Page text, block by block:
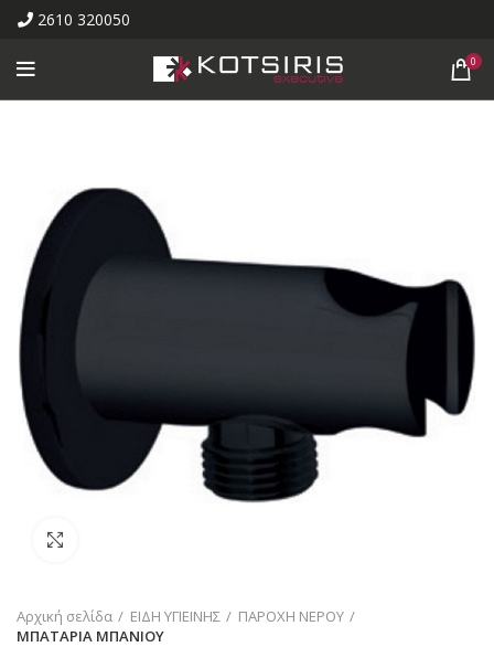
2610 320050
0
Αρχική σελίδα ΕΙΔΗ ΥΓΙΕΙΝΗΣ
ΠΑΡΟΧΗ ΝΕΡΟΥ
ΜΠΑΤΑΡΙΑ ΜΠΑΝΙΟΥ